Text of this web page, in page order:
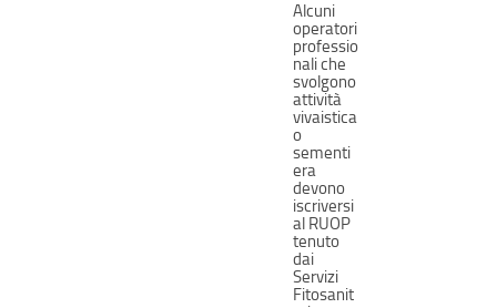
Alcuni
operatori
professio
nali che
svolgono
attività
vivaistica
o
sementi
era
devono
iscriversi
al RUOP
tenuto
dai
Servizi
Fitosanit